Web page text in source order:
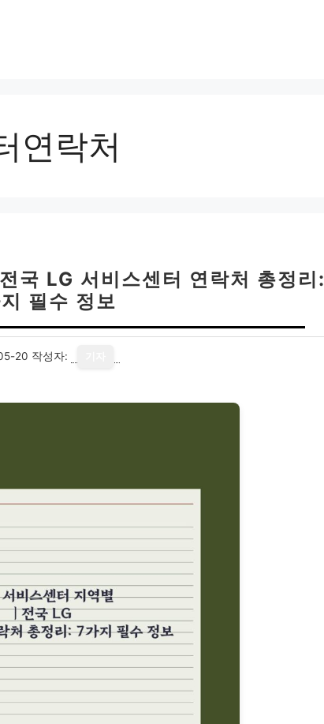
연락처
국 LG 서비스센터 연락처 총정리:
필수 정보
20 작성자: